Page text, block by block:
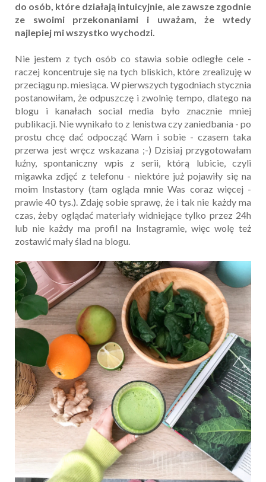
do osób, które działają intuicyjnie, ale zawsze zgodnie
ze swoimi przekonaniami i uważam, że wtedy
najlepiej mi wszystko wychodzi.
Nie jestem z tych osób co stawia sobie odległe cele -
raczej koncentruje się na tych bliskich, które zrealizuję w
przeciągu np. miesiąca. W pierwszych tygodniach stycznia
postanowiłam, że odpuszczę i zwolnię tempo, dlatego na
blogu i kanałach social media było znacznie mniej
publikacji. Nie wynikało to z lenistwa czy zaniedbania - po
prostu chcę dać odpocząć Wam i sobie - czasem taka
przerwa jest wręcz wskazana ;-) Dzisiaj przygotowałam
luźny, spontaniczny wpis z serii, którą lubicie, czyli
migawka zdjęć z telefonu - niektóre już pojawiły się na
moim Instastory (tam ogląda mnie Was coraz więcej -
prawie 40 tys.). Zdaję sobie sprawę, że i tak nie każdy ma
czas, żeby oglądać materiały widniejące tylko przez 24h
lub nie każdy ma profil na Instagramie, więc wolę też
zostawić mały ślad na blogu.